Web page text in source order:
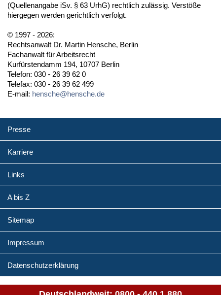
(Quellenangabe iSv. § 63 UrhG) rechtlich zulässig. Verstöße
hiergegen werden gerichtlich verfolgt.
© 1997 - 2026:
Rechtsanwalt Dr. Martin Hensche, Berlin
Fachanwalt für Arbeitsrecht
Kurfürstendamm 194, 10707 Berlin
Telefon: 030 - 26 39 62 0
Telefax: 030 - 26 39 62 499
E-mail: hensche@hensche.de
Presse
Karriere
Links
A bis Z
Sitemap
Impressum
Datenschutzerklärung